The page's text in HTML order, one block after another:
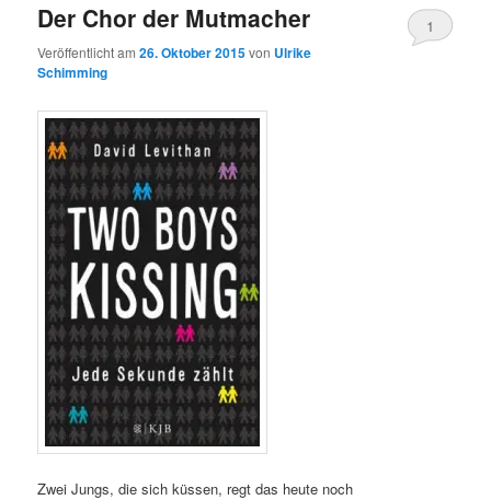
Der Chor der Mutmacher
Veröffentlicht am26. Oktober 2015von Ulrike
Schimming
1
Zwei Jungs, die sich küssen, regt das heute noch